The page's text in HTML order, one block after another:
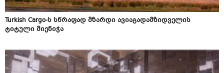
Turkish Cargo-ს სწრაფად მზარდი ავიაგადამზიდველის
ტიტული მიენიჭა